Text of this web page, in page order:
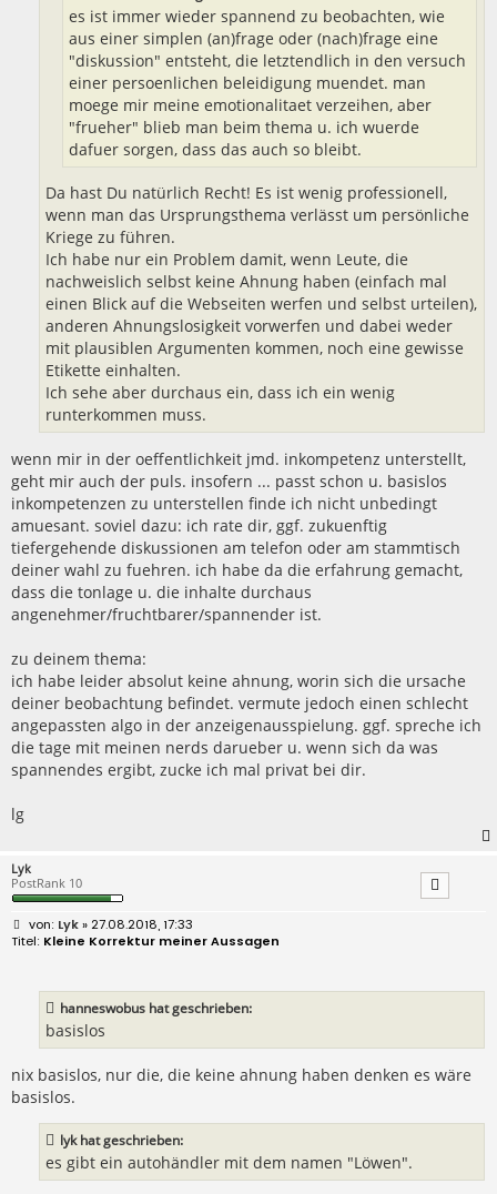
es ist immer wieder spannend zu beobachten, wie
aus einer simplen (an)frage oder (nach)frage eine
"diskussion" entsteht, die letztendlich in den versuch
einer persoenlichen beleidigung muendet. man
moege mir meine emotionalitaet verzeihen, aber
"frueher" blieb man beim thema u. ich wuerde
dafuer sorgen, dass das auch so bleibt.
Da hast Du natürlich Recht! Es ist wenig professionell,
wenn man das Ursprungsthema verlässt um persönliche
Kriege zu führen.
Ich habe nur ein Problem damit, wenn Leute, die
nachweislich selbst keine Ahnung haben (einfach mal
einen Blick auf die Webseiten werfen und selbst urteilen),
anderen Ahnungslosigkeit vorwerfen und dabei weder
mit plausiblen Argumenten kommen, noch eine gewisse
Etikette einhalten.
Ich sehe aber durchaus ein, dass ich ein wenig
runterkommen muss.
wenn mir in der oeffentlichkeit jmd. inkompetenz unterstellt,
geht mir auch der puls. insofern ... passt schon u. basislos
inkompetenzen zu unterstellen finde ich nicht unbedingt
amuesant. soviel dazu: ich rate dir, ggf. zukuenftig
tiefergehende diskussionen am telefon oder am stammtisch
deiner wahl zu fuehren. ich habe da die erfahrung gemacht,
dass die tonlage u. die inhalte durchaus
angenehmer/fruchtbarer/spannender ist.
zu deinem thema:
ich habe leider absolut keine ahnung, worin sich die ursache
deiner beobachtung befindet. vermute jedoch einen schlecht
angepassten algo in der anzeigenausspielung. ggf. spreche ich
die tage mit meinen nerds darueber u. wenn sich da was
spannendes ergibt, zucke ich mal privat bei dir.
lg
Lyk
PostRank 10
B
e
Lyk» 27.08.2018, 17:33
Kleine Korrektur meiner Aussagen
hanneswobus hat geschrieben:
basislos
nix basislos, nur die, die keine ahnung haben denken es wäre
basislos.
lyk hat geschrieben:
es gibt ein autohändler mit dem namen "Löwen".